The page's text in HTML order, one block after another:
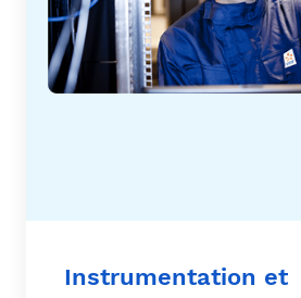
Instrumentation et